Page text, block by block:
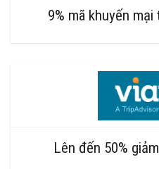
9% mã khuyến
Lên đến 50%